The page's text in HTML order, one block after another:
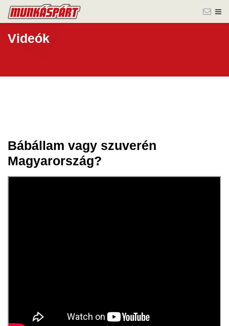
Videók
2024
Bábállam vagy szuverén
Magyarország?